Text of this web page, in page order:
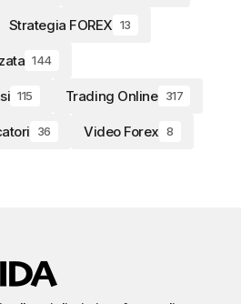
Strategia FOREX 13
144
115 Trading Online 317
36 Video Forex 8